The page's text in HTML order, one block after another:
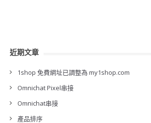
近期文章
1shop 免費網址已調整為 my1shop.com
Omnichat Pixel串接
Omnichat串接
產品排序